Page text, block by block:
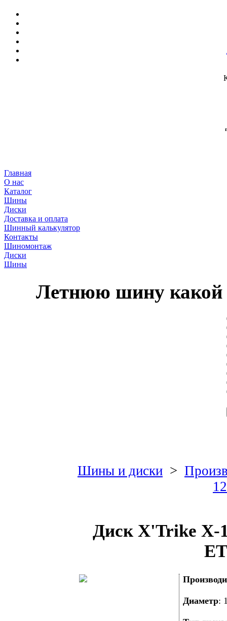
Главная
О нас
Каталог
Шины
Диски
Доставка и оплата
Шинный калькулятор
Контакты
Шиномонтаж
Диски
Шины
Летнюю шину какой
Шины и диски>
Диск X'Trike X-
Диаметр: